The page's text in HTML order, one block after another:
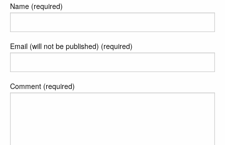
Name (required)
Email (will not be published) (required)
Comment (required)